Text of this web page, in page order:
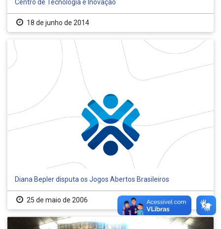
Centro de Tecnologia e Inovação
18 de junho de 2014
Diana Bepler disputa os Jogos Abertos Brasileiros
25 de maio de 2006